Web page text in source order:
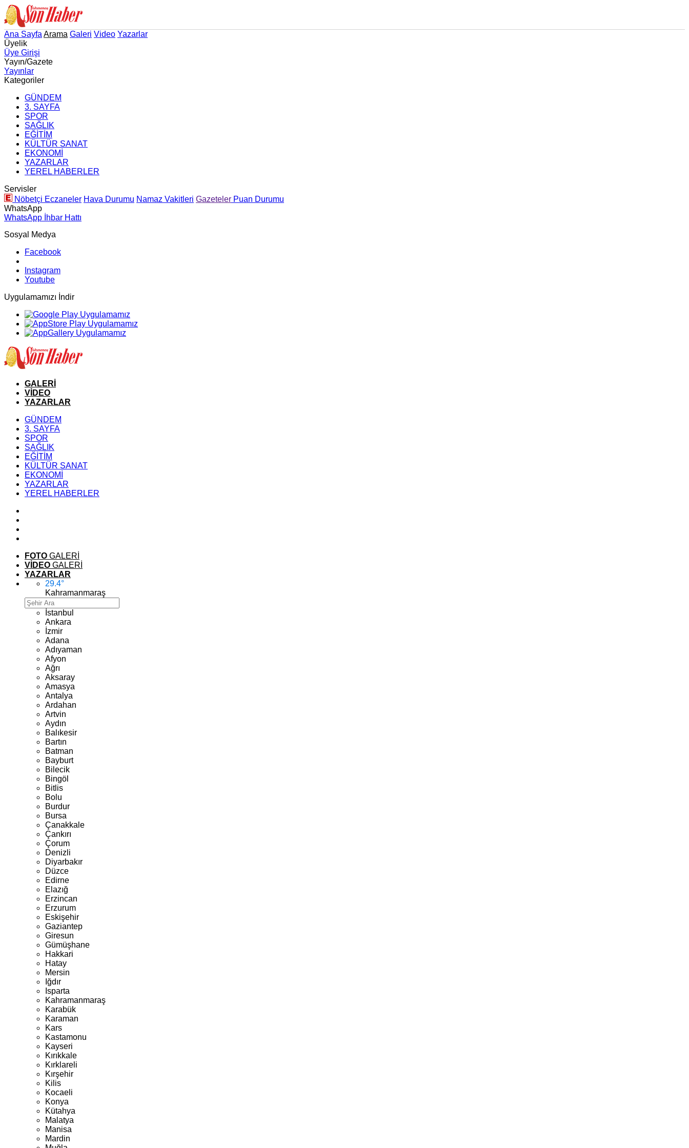
Ana Sayfa Arama Galeri Video Yazarlar
Üyelik
Üye Girişi
Yayın/Gazete
Yayınlar
Kategoriler
GÜNDEM
3. SAYFA
SPOR
SAĞLIK
EĞİTİM
KÜLTÜR SANAT
EKONOMİ
YAZARLAR
YEREL HABERLER
Servisler
Nöbetçi Eczaneler Hava Durumu Namaz Vakitleri Gazeteler Puan Durumu
WhatsApp
WhatsApp İhbar Hattı
Sosyal Medya
Facebook
Instagram
Youtube
Uygulamamızı İndir
GALERİ
VİDEO
YAZARLAR
GÜNDEM
3. SAYFA
SPOR
SAĞLIK
EĞİTİM
KÜLTÜR SANAT
EKONOMİ
YAZARLAR
YEREL HABERLER
FOTO GALERİ
VİDEO GALERİ
YAZARLAR
29.4°
Kahramanmaraş
İstanbul
Ankara
İzmir
Adana
Adıyaman
Afyon
Ağrı
Aksaray
Amasya
Antalya
Ardahan
Artvin
Aydın
Balıkesir
Bartın
Batman
Bayburt
Bilecik
Bingöl
Bitlis
Bolu
Burdur
Bursa
Çanakkale
Çankırı
Çorum
Denizli
Diyarbakır
Düzce
Edirne
Elazığ
Erzincan
Erzurum
Eskişehir
Gaziantep
Giresun
Gümüşhane
Hakkari
Hatay
Mersin
Iğdır
Isparta
Kahramanmaraş
Karabük
Karaman
Kars
Kastamonu
Kayseri
Kırıkkale
Kırklareli
Kırşehir
Kilis
Kocaeli
Konya
Kütahya
Malatya
Manisa
Mardin